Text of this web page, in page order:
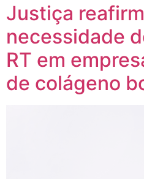
Justiça
necessidade
RT em
de colágeno